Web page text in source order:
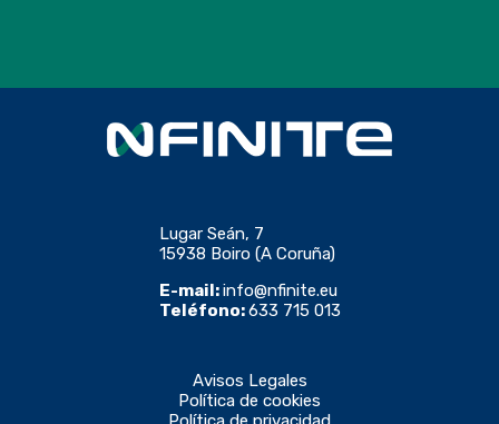
Lugar Seán, 7
15938 Boiro (A Coruña)
E-mail:info@nfinite.eu
Teléfono:633 715 013
Avisos Legales
Política de cookies